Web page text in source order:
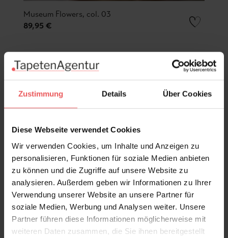
Zustimmung Details Über Cookies
Diese Webseite verwendet Cookies
Wir verwenden Cookies, um Inhalte und Anzeigen zu
personalisieren, Funktionen für soziale Medien anbieten
zu können und die Zugriffe auf unsere Website zu
analysieren. Außerdem geben wir Informationen zu Ihrer
Verwendung unserer Website an unsere Partner für
soziale Medien, Werbung und Analysen weiter. Unsere
Partner führen diese Informationen möglicherweise mit
weiteren Daten zusammen, die Sie ihnen bereitgestellt
Museum Flowers, col. 03
89,95 €